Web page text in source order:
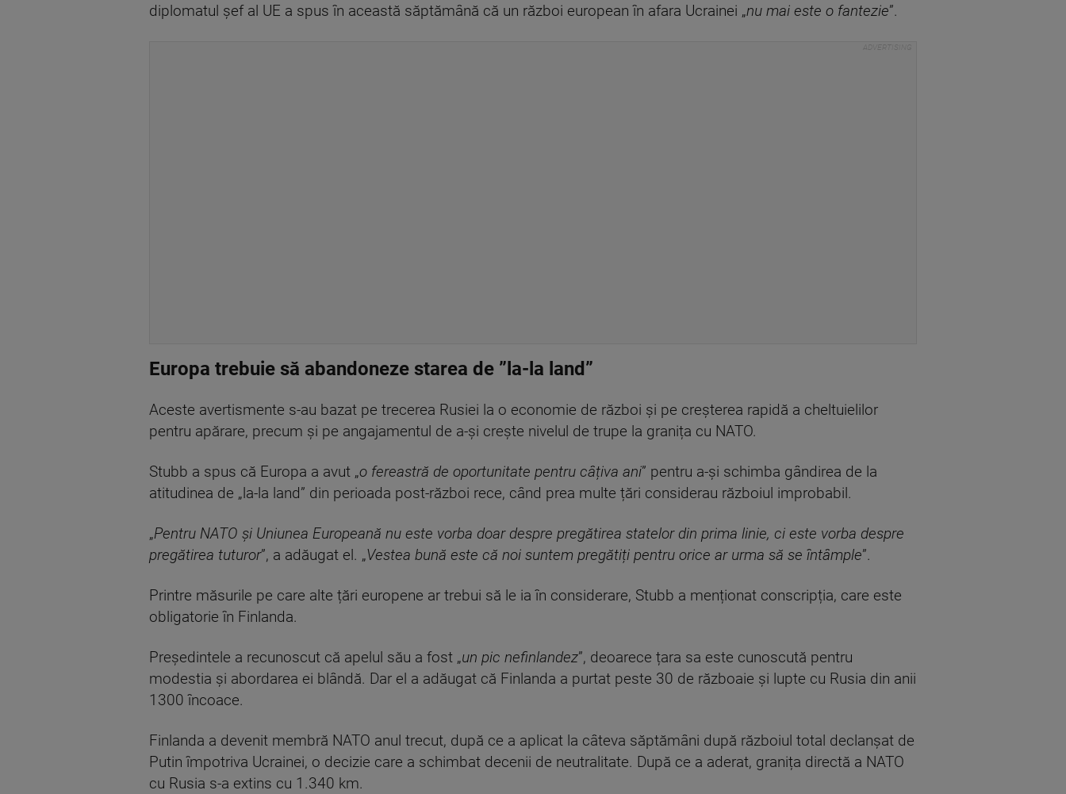
diplomatul șef al UE a spus în această săptămână că un război european în afara Ucrainei „nu mai este o fantezie”.
Europa trebuie să abandoneze starea de ”la-la land”
Aceste avertismente s-au bazat pe trecerea Rusiei la o economie de război și pe creșterea rapidă a cheltuielilor
pentru apărare, precum și pe angajamentul de a-și crește nivelul de trupe la granița cu NATO.
Stubb a spus că Europa a avut „o fereastră de oportunitate pentru câțiva ani” pentru a-și schimba gândirea de la
atitudinea de „la-la land” din perioada post-război rece, când prea multe țări considerau războiul improbabil.
„Pentru NATO și Uniunea Europeană nu este vorba doar despre pregătirea statelor din prima linie, ci este vorba despre
pregătirea tuturor”, a adăugat el. „Vestea bună este că noi suntem pregătiți pentru orice ar urma să se întâmple”.
Printre măsurile pe care alte țări europene ar trebui să le ia în considerare, Stubb a menționat conscripția, care este
obligatorie în Finlanda.
Președintele a recunoscut că apelul său a fost „un pic nefinlandez”, deoarece țara sa este cunoscută pentru
modestia și abordarea ei blândă. Dar el a adăugat că Finlanda a purtat peste 30 de războaie și lupte cu Rusia din anii
1300 încoace.
Finlanda a devenit membră NATO anul trecut, după ce a aplicat la câteva săptămâni după războiul total declanșat de
Putin împotriva Ucrainei, o decizie care a schimbat decenii de neutralitate. După ce a aderat, granița directă a NATO
cu Rusia s-a extins cu 1.340 km.